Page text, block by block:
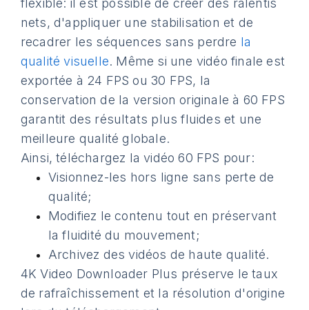
flexible: il est possible de créer des ralentis
nets, d'appliquer une stabilisation et de
recadrer les séquences sans perdre la
qualité visuelle. Même si une vidéo finale est
exportée à 24 FPS ou 30 FPS, la
conservation de la version originale à 60 FPS
garantit des résultats plus fluides et une
meilleure qualité globale.
Ainsi, téléchargez la vidéo 60 FPS pour:
Visionnez-les hors ligne sans perte de
qualité;
Modifiez le contenu tout en préservant
la fluidité du mouvement;
Archivez des vidéos de haute qualité.
4K Video Downloader Plus préserve le taux
de rafraîchissement et la résolution d'origine